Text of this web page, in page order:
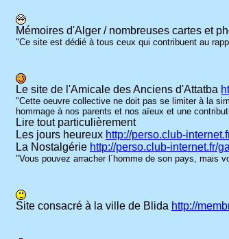
Mémoires d'Alger / nombreuses cartes et
"Ce site est dédié à tous ceux qui contribuent au
Le site de l'Amicale des Anciens d'Attatba
"Cette oeuvre collective ne doit pas se limiter à la
hommage à nos parents et nos aïeux et une
Lire tout particulièrement
Les jours heureux http://perso.club-
La Nostalgérie http://perso.club-internet.fr/
"Vous pouvez arracher l´homme de son pays, mais
Site consacré à la ville de Blida http://